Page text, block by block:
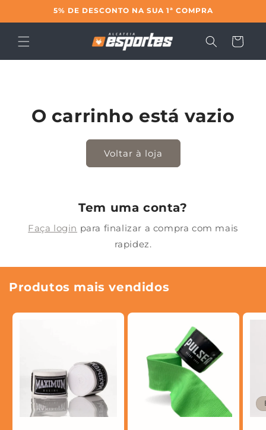
conteúdo
5% DE DESCONTO NA SUA 1ª COMPRA
Carrinho
O carrinho está vazio
Voltar à loja
Tem uma conta?
Faça login para finalizar a compra com mais
rapidez.
Produtos mais vendidos